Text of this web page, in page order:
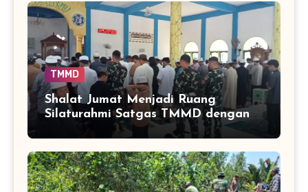
TMMD
Shalat Jumat Menjadi Ruang
Silaturahmi Satgas TMMD dengan
Warga Tamban Bangun